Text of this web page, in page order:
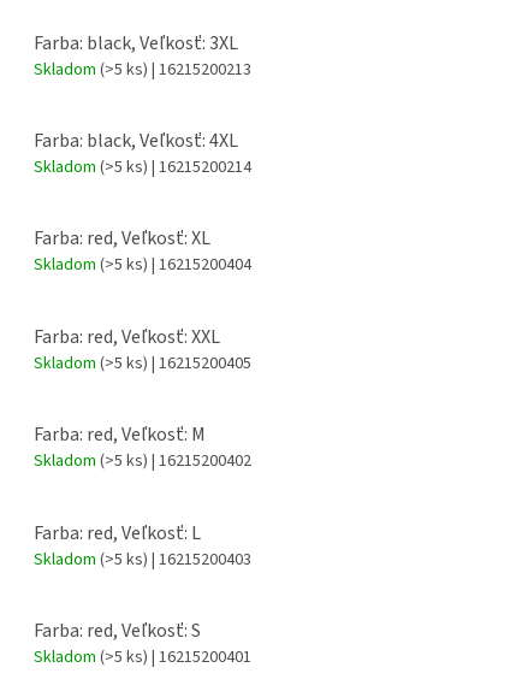
Farba: black, Veľkosť: 3XL
Skladom (>5 ks) | 16215200213
Farba: black, Veľkosť: 4XL
Skladom (>5 ks) | 16215200214
Farba: red, Veľkosť: XL
Skladom (>5 ks) | 16215200404
Farba: red, Veľkosť: XXL
Skladom (>5 ks) | 16215200405
Farba: red, Veľkosť: M
Skladom (>5 ks) | 16215200402
Farba: red, Veľkosť: L
Skladom (>5 ks) | 16215200403
Farba: red, Veľkosť: S
Skladom (>5 ks) | 16215200401